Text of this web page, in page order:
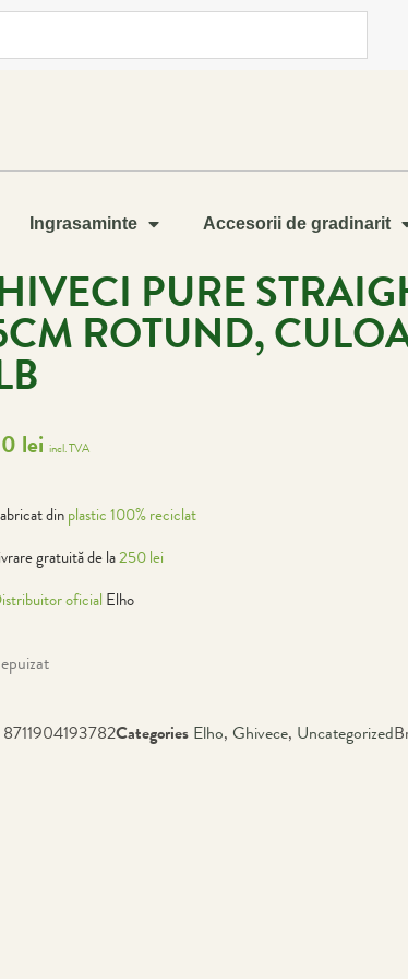
Ingrasaminte Accesorii de gradinarit
PURE
ROTUND,
lei incl. TVA
dinplastic 100% reciclat
gratuită de la250 lei
oficial Elho
8711904193782Categories Elho, Ghivece, Uncategorized